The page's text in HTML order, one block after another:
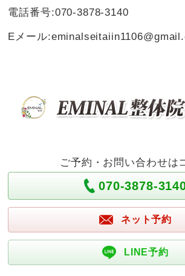
電話番号:070-3878-3140
Eメール
ご予約・お問い合わせは
070-3878-
ネット予約
LINE予約